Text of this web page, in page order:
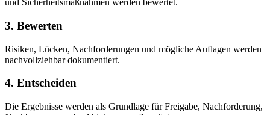
und Sicherheitsmaßnahmen werden bewertet.
3. Bewerten
Risiken, Lücken, Nachforderungen und mögliche Auflagen werden
nachvollziehbar dokumentiert.
4. Entscheiden
Die Ergebnisse werden als Grundlage für Freigabe, Nachforderung,